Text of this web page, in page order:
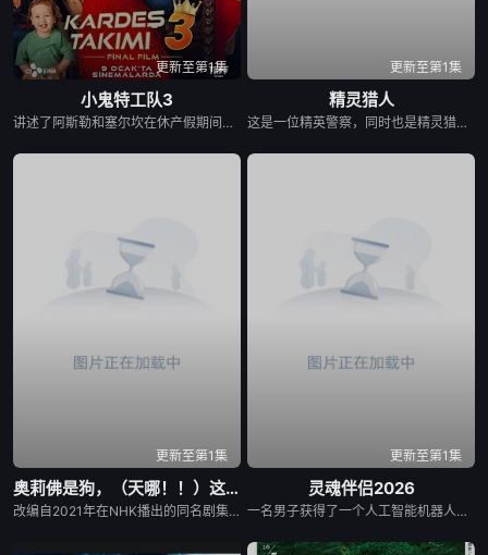
更新至第1集
小鬼特工队3
讲述了阿斯勒和塞尔坎在休产假期间接到紧急电话，被迫穿越时空，带着孩子们踏上迄今为止最具挑战性的任务。
更新至第1集
精灵猎人
这是一位精英警察，同时也是精灵猎手。在调查一系列血腥谋杀案的过程中，他面临着来自超自然界的威胁。为了维护两个世界的平衡，他必须与精灵之王展开一场激烈的战斗。
更新至第1集
奥莉佛是狗，（天哪！！）这家伙电影版
改编自2021年在NHK播出的同名剧集，只有狭间县警鉴识科警犬组的训犬员青叶一平（池松壮亮 饰）能够看到自己的警犬搭档奥莉佛（小田切让 饰）是一个沉溺于烟酒和女色的中年大叔，穿着狗狗布偶装（在其他人眼里，他是一只普通的狗）。
更新至第1集
灵魂伴侣2026
一名男子获得了一个人工智能机器人，以应对刚刚去世的妻子的去世。 为了创造一个真正有知觉的伴侣，他无意中把一个无害的爱情机器人变成了一个致命的灵魂伴侣。